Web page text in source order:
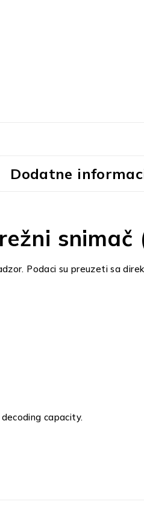
Dodatne
snimač
Podaci su preuzeti sa
capacity.